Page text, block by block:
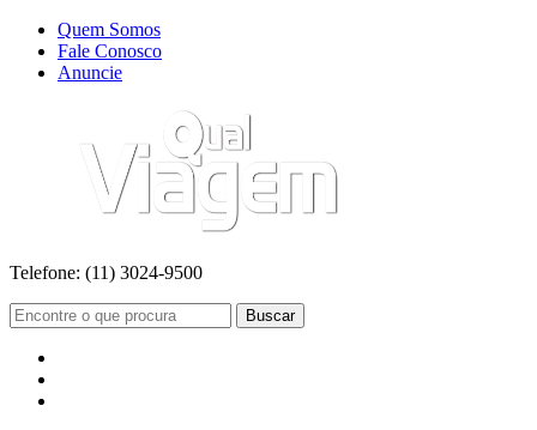
Quem Somos
Fale Conosco
Anuncie
Telefone: (11) 3024-9500
Buscar